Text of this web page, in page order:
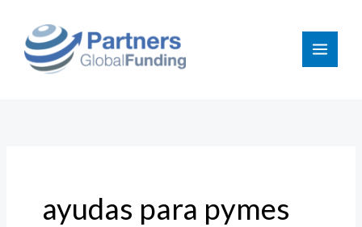
contenido
ayudas para pymes
por: